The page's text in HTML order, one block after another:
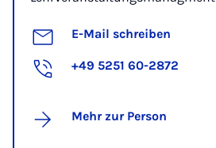
E-Mail schreiben
+49 5251 60-2872
Mehr zur Person